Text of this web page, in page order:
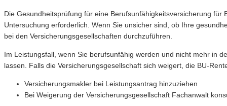
Die Gesundheitsprüfung für eine Berufsunfähigkeitsversicherung
Untersuchung erforderlich. Wenn Sie unsicher sind, ob Ihre
bei den Versicherungsgesellschaften durchzuführen.
Im Leistungsfall, wenn Sie berufsunfähig werden und nicht mehr in
lassen. Falls die Versicherungsgesellschaft sich weigert, die BU-
Versicherungsmakler bei Leistungsantrag hinzuziehen
Bei Weigerung der Versicherungsgesellschaft Fachanwalt